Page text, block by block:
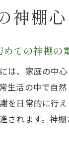
神棚
ての神棚の
は、家庭の中
生活の中で自
を日常的に行
されます。神